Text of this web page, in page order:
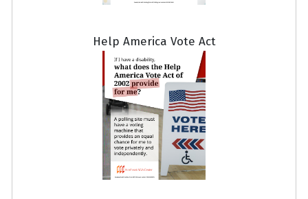
Help America Vote Act